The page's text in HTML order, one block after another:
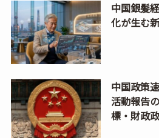
中国銀髪
化が生む
中国政策
活動報告
標・財政